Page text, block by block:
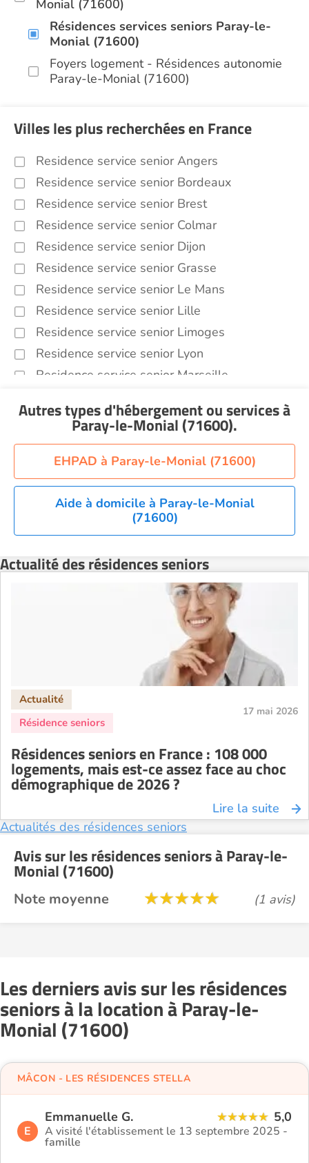
Monial (71600)
Résidences services seniors Paray-le-
Monial (71600)
Foyers logement - Résidences autonomie
Paray-le-Monial (71600)
Villes les plus recherchées en France
Residence service senior Angers
Residence service senior Bordeaux
Residence service senior Brest
Residence service senior Colmar
Residence service senior Dijon
Residence service senior Grasse
Residence service senior Le Mans
Residence service senior Lille
Residence service senior Limoges
Residence service senior Lyon
Residence service senior Marseille
Residence service senior Montélimar
Residence service senior Nantes
Residence service senior Nîmes
Residence service senior Orléans
Residence service senior Perpignan
Residence service senior Rennes
Residence service senior Toulouse
Autres types d'hébergement ou servicesà
Paray-le-Monial (71600).
EHPAD à Paray-le-Monial (71600)
Aide à domicile à Paray-le-Monial
(71600)
Actualité des résidences seniors
17 mai 2026
Résidences seniors en France : 108 000
logements, mais est-ce assez face au choc
démographique de 2026 ?
Lire la suite
Actualités des résidences seniors
Avis sur les résidences seniors à Paray-le-
Monial (71600)
Note moyenne (1 avis)
Les derniers avis sur les résidences
seniors à la location à Paray-le-
Monial (71600)
E
Emmanuelle G. 5,0
A visité l'établissement le 13 septembre 2025 -
famille
MÂCON - LES RÉSIDENCES STELLA